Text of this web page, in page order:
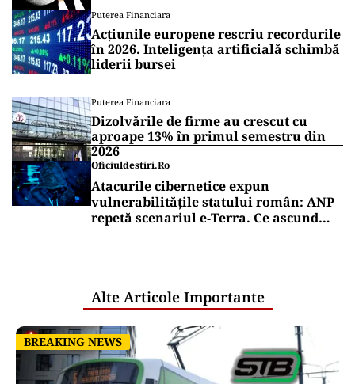
Puterea Financiara
Acțiunile europene rescriu recordurile
în 2026. Inteligența artificială schimbă
liderii bursei
Puterea Financiara
Dizolvările de firme au crescut cu
aproape 13% în primul semestru din
2026
Oficiuldestiri.ro
Atacurile cibernetice expun
vulnerabilitățile statului român: ANP
repetă scenariul e‑Terra. Ce ascund
Alte Articole Importante
BREAKING NEWS
BREAKING NEWS